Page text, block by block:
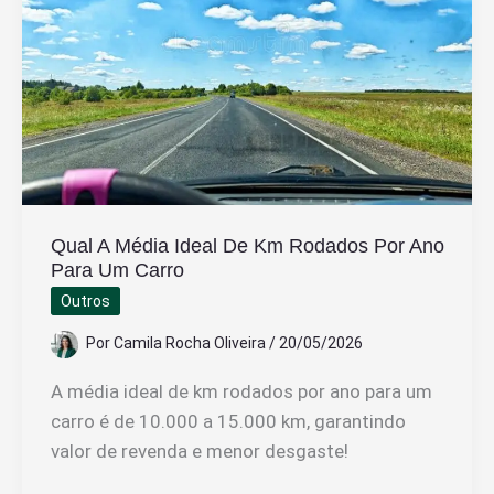
Livre
Quais
Os
Benefícios
Qual A Média Ideal De Km Rodados Por Ano
Para Um Carro
Outros
PorCamila Rocha Oliveira/20/05/2026
A média ideal de km rodados por ano para um
carro é de 10.000 a 15.000 km, garantindo
valor de revenda e menor desgaste!